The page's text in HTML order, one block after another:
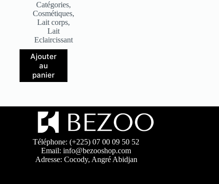
Catégories,
Cosmétiques,
Lait corps,
Lait
Eclaircissant
Ajouter
au
panier
Téléphone: (+225) 07 00 09 50 52
Email: info@bezooshop.com
Adresse: Cocody, Angré Abidjan